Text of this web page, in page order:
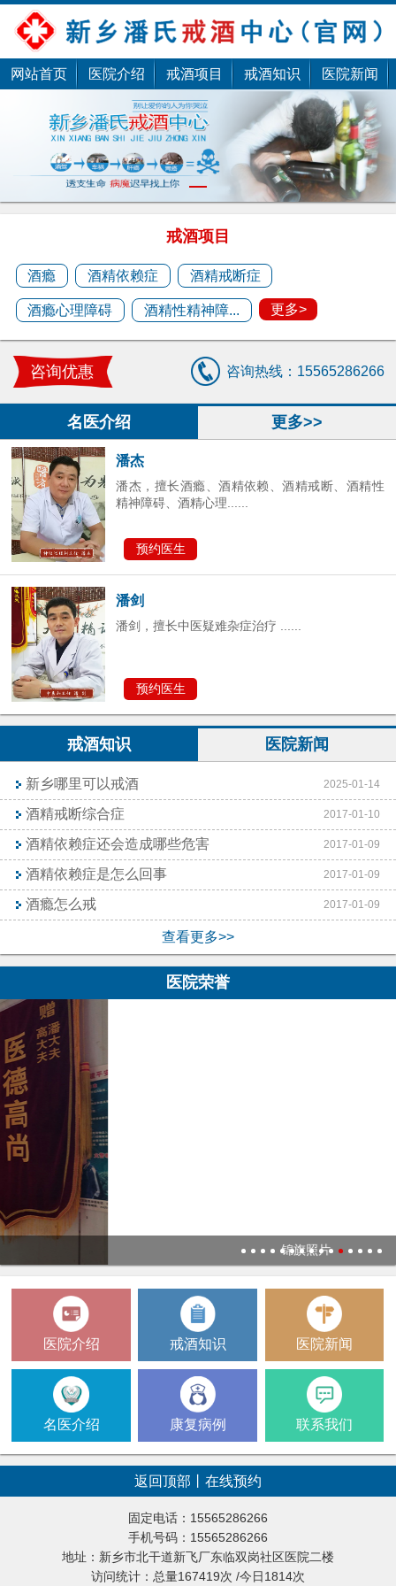
网站首页 医院介绍 戒酒项目 戒酒知识 医院新闻
戒酒项目
酒瘾 酒精依赖症 酒精戒断症
酒瘾心理障碍 酒精性精神障... 更多>
咨询优惠 咨询热线：15565286266
名医介绍 更多>>
潘杰
潘杰，擅长酒瘾、酒精依赖、酒精戒断、酒精性
精神障碍、酒精心理......
预约医生
潘剑
潘杰
潘杰，擅长酒瘾、酒精依赖、酒精戒断、酒精性
精神障碍、酒精心理......
预约医生
潘剑
潘剑，擅长中医疑难杂症治疗 ......
预约医生
戒酒知识 医院新闻
新乡哪里可以戒酒 2025-01-14
酒精戒断综合症 2017-01-10
酒精依赖症还会造成哪些危害 2017-01-09
酒精依赖症是怎么回事 2017-01-09
酒瘾怎么戒 2017-01-09
查看更多>>
医院荣誉
1 2 3 4 56789101112131415
医院介绍 戒酒知识 医院新闻
名医介绍 康复病例 联系我们
返回顶部 在线预约
固定电话：15565286266
手机号码：15565286266
地址：新乡市北干道新飞厂东临双岗社区医院二楼
访问统计：总量167419次 /今日1814次